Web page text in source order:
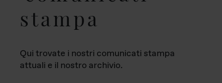
stampa
Qui trovate i nostri comunicati stampa
attuali e il nostro archivio.